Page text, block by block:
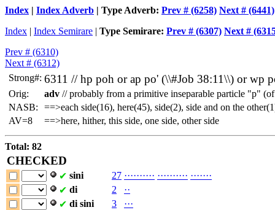
Index | Index Adverb | Type Adverb: Prev # (6258) Next # (6441)
Index | Index Semirare | Type Semirare: Prev # (6307) Next #
Prev # (6310)
Next # (6312)
Strong#: 6311 //hp poh orap po' (\\#Job 38:11\\) orwp
Orig: adv // probably from a primitive inseparable particle "p"
NASB:
==>each side(16), here(45), side(2), side and on the
AV=8
==>here, hither, this side, one side, other side
Total: 82
CHECKED
✔ sini 27 ·········· ·········· ·······
✔ di 2 ··
✔ di sini 3 ···